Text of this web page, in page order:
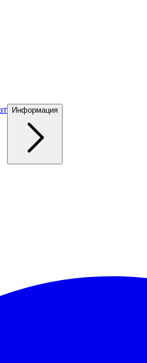
Информация